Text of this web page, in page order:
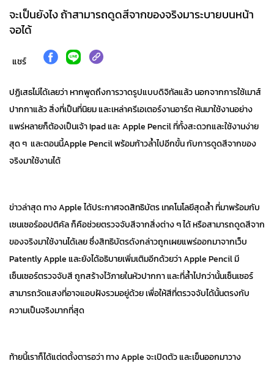
จะเป็นยังไง ถ้าสามารถดูดสีจากของจริงมาระบายบนหน้า
จอได้
แชร์
ปฏิเสธไม่ได้เลยว่า หากพูดถึงการวาดรูปแบบดิจิทัลแล้ว นอกจากการใช้เมาส์
ปากกาแล้ว สิ่งที่เป็นที่นิยม และเหล่าครีเอเตอร์งานอาร์ต หันมาใช้งานอย่าง
แพร่หลายก็ต้องเป็นเจ้า Ipad และ Apple Pencil ที่ทั้งสะดวกและใช้งานง่าย
สุด ๆ และตอนนี้Apple Pencil พร้อมก้าวล้ำไปอีกขั้น กับการดูดสีจากของ
จริงมาใช้งานได้
ข่าวล่าสุด ทาง Apple ได้ประกาศจดสิทธิบัตร เทคโนโลยีสุดล้ำ ที่มาพร้อมกับ
เซนเซอร์ออปติคัล ก็คือช่วยตรวจจับสีจากสิ่งต่าง ๆ ได้ หรือสามารถดูดสีจาก
ของจริงมาใช้งานได้เลย ซึ่งสิทธิบัตรดังกล่าวถูกเผยแพร่ออกมาจากเว็บ
Patently Apple และยังได้อธิบายเพิ่มเติมอีกด้วยว่า Apple Pencil มี
เซ็นเซอร์ตรวจจับสี ถูกสร้างไว้ภายในหัวปากกา และที่ล้ำไปกว่านั้นเซ็นเซอร์
สามารถวัดแสงที่อาจแอบฝังรวมอยู่ด้วย เพื่อให้สีที่ตรวจจับได้นั้นตรงกับ
ความเป็นจริงมากที่สุด
ท้ายนี้เราก็ได้แต่ตตั้งตารอว่า ทาง Apple จะเปิดตัว และเข็นออกมาวาง